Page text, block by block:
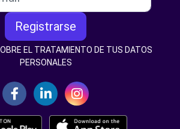
Registrarse
EL TRATAMIENTO DE TUS DATOS
PERSONALES